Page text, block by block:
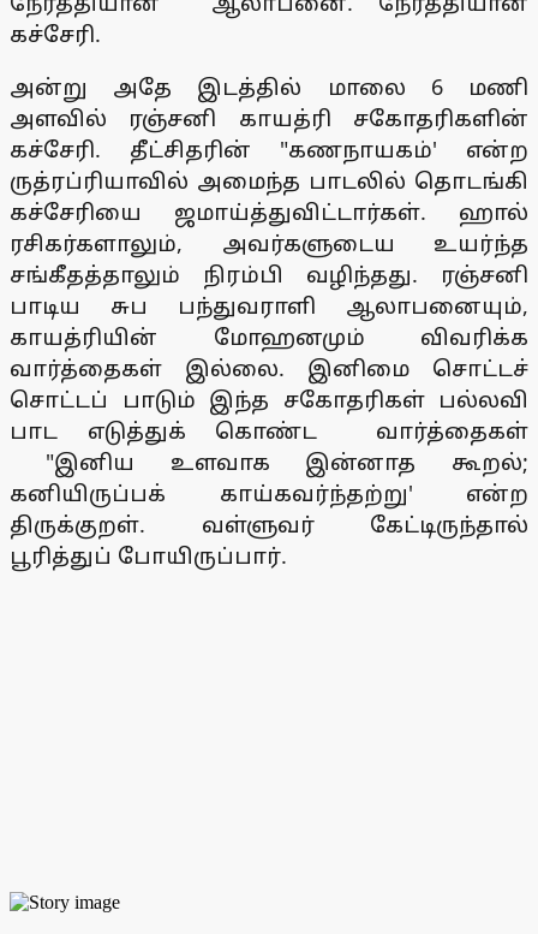
கச்சேரி.
அன்று அதே இடத்தில் மாலை 6 மணி
அளவில் ரஞ்சனி காயத்ரி சகோதரிகளின்
கச்சேரி. தீட்சிதரின் "கணநாயகம்' என்ற
ருத்ரப்ரியாவில் அமைந்த பாடலில் தொடங்கி
கச்சேரியை ஜமாய்த்துவிட்டார்கள். ஹால்
ரசிகர்களாலும், அவர்களுடைய உயர்ந்த
சங்கீதத்தாலும் நிரம்பி வழிந்தது. ரஞ்சனி
பாடிய சுப பந்துவராளி ஆலாபனையும்,
காயத்ரியின் மோஹனமும் விவரிக்க
வார்த்தைகள் இல்லை. இனிமை சொட்டச்
சொட்டப் பாடும் இந்த சகோதரிகள் பல்லவி
பாட எடுத்துக் கொண்ட வார்த்தைகள்
"இனிய உளவாக இன்னாத கூறல்;
கனியிருப்பக் காய்கவர்ந்தற்று' என்ற
திருக்குறள். வள்ளுவர் கேட்டிருந்தால்
பூரித்துப் போயிருப்பார்.